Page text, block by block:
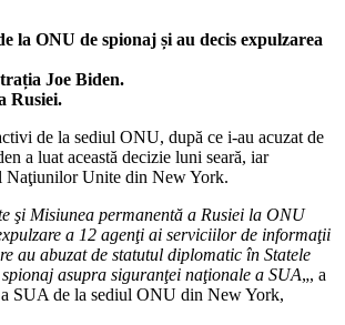
la ONU de spionaj și au decis expulzarea
Joe Biden.
Rusiei.
de la sediul ONU, după ce i-au acuzat de
a luat această decizie luni seară, iar
Naţiunilor Unite din New York.
şi Misiunea permanentă a Rusiei la ONU
a 12 agenţi ai serviciilor de informaţii
au abuzat de statutul diplomatic în Statele
asupra siguranţei naţionale a SUA„, a
SUA de la sediul ONU din New York,